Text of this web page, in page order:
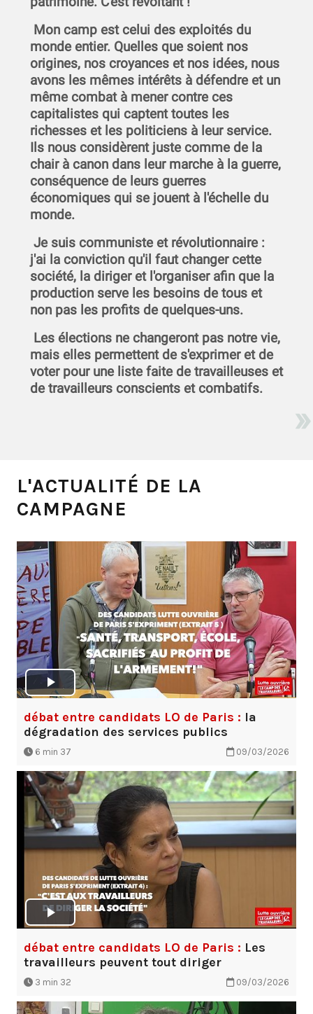
Mon camp est celui des exploités du
monde entier. Quelles que soient nos
origines, nos croyances et nos idées, nous
avons les mêmes intérêts à défendre et un
même combat à mener contre ces
capitalistes qui captent toutes les
richesses et les politiciens à leur service.
Ils nous considèrent juste comme de la
chair à canon dans leur marche à la guerre,
conséquence de leurs guerres
économiques qui se jouent à l'échelle du
monde.
Je suis communiste et révolutionnaire :
j'ai la conviction qu'il faut changer cette
société, la diriger et l'organiser afin que la
production serve les besoins de tous et
non pas les profits de quelques-uns.
Les élections ne changeront pas notre vie,
mais elles permettent de s'exprimer et de
voter pour une liste faite de travailleuses et
de travailleurs conscients et combatifs.
L'ACTUALITÉ DE LA
CAMPAGNE
débat entre candidats LO de Paris : la
dégradation des services publics
6 min 37 09/03/2026
débat entre candidats LO de Paris : Les
travailleurs peuvent tout diriger
3 min 32 09/03/2026